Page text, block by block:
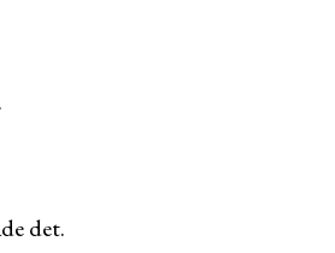
det.